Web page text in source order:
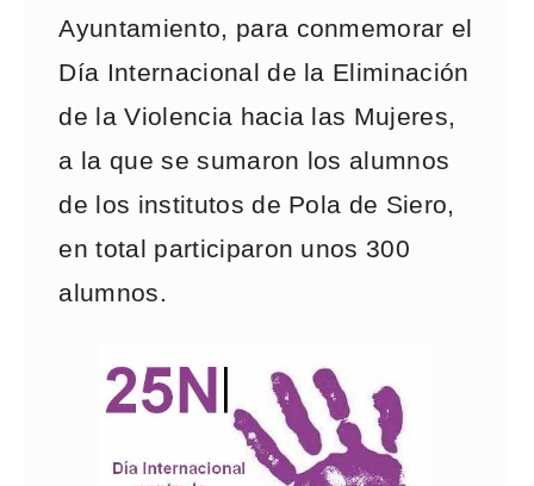
Ayuntamiento, para conmemorar el
Día Internacional de la Eliminación
de la Violencia hacia las Mujeres,
a la que se sumaron los alumnos
de los institutos de Pola de Siero,
en total participaron unos 300
alumnos.